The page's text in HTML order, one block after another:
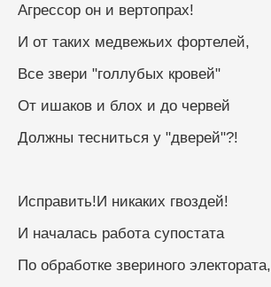
Агрессор он и вертопрах!
И от таких медвежьих фортелей,
Все звери "голлубых кровей"
От ишаков и блох и до червей
Должны тесниться у "дверей"?!
Исправить!И никаких гвоздей!
И началась работа супостата
По обработке звериного электората,